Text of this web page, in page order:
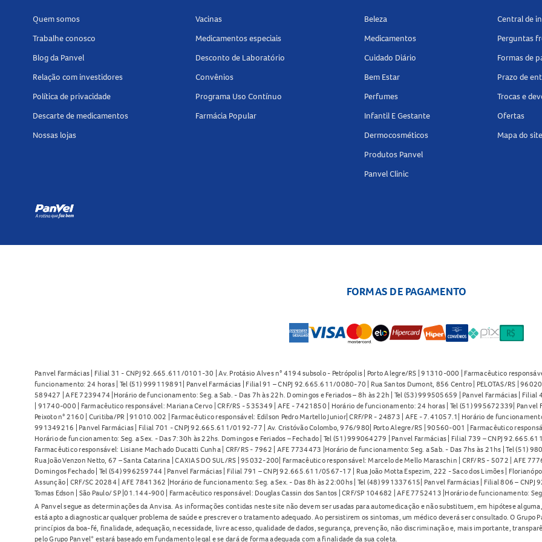
Quem somos
Trabalhe conosco
Blog da Panvel
Relação com investidores
Política de privacidade
Descarte de medicamentos
Nossas lojas
Vacinas
Medicamentos especiais
Desconto de Laboratório
Convênios
Programa Uso Contínuo
Farmácia Popular
Beleza
Medicamentos
Cuidado Diário
Bem Estar
Perfumes
Infantil E Gestante
Dermocosméticos
Produtos Panvel
Panvel Clinic
Central de
Perguntas
Formas de
Prazo de
Trocas e
Ofertas
Mapa do site
FORMAS DE PAGAMENTO
Panvel Farmácias | Filial 31 - CNPJ 92.665.611/0101-30 | Av. Protásio Alves n° 4194 subsolo - Petrópolis | Porto Alegre/RS | 91310-000 | Farmacêutico
funcionamento: 24 horas | Tel (51) 999119891| Panvel Farmácias | Filial 91 – CNPJ 92.665.611/0080-70 | Rua Santos Dumont, 856 Centro | PELOTAS/RS |
589427 | AFE 7239474 |Horário de funcionamento: Seg. a Sab. - Das 7h às 22h. Domingos e Feriados – 8h às 22h | Tel (53) 999505659 | Panvel Farmácias |
| 91740-000 | Farmacêutico responsável: Mariana Cervo | CRF/RS - 535349 | AFE - 7421850 | Horário de funcionamento: 24 horas | Tel (51) 995672339|
Peixoto n° 2160 | Curitiba/PR | 91010.002 | Farmacêutico responsável: Edilson Pedro Martello Junior| CRF/PR - 24873 | AFE - 7.41057.1| Horário de
991349216 | Panvel Farmácias | Filial 701 - CNPJ 92.665.611/0192-77 | Av. Cristóvão Colombo, 976/980| Porto Alegre/RS | 90560-001 | Farmacêutico
Horário de funcionamento: Seg. a Sex. - Das 7:30h às 22hs. Domingos e Feriados – Fechado | Tel (51) 999064279 | Panvel Farmácias | Filial 739 – CNPJ
Farmacêutico responsável: Lisiane Machado Ducatti Cunha | CRF/RS - 7962 | AFE 7734473 |Horário de funcionamento: Seg. a Sab. - Das 7hs às 21hs | Tel (51)
Rua João Venzon Netto, 67 – Santa Catarina | CAXIAS DO SUL/RS | 95032-200| Farmacêutico responsável: Marcelo de Mello Maraschin | CRF/RS - 5072 | AFE
Domingos Fechado | Tel (54) 996259744 | Panvel Farmácias | Filial 791 – CNPJ 92.665.611/0567-17 | Rua João Motta Espezim, 222 - Saco dos Limões |
Assunção | CRF/SC 20284 | AFE 7841362 |Horário de funcionamento: Seg. a Sex. - Das 8h às 22:00hs | Tel (48) 991337615| Panvel Farmácias | Filial 806 –
Tomas Edson | São Paulo/ SP |01.144-900 | Farmacêutico responsável: Douglas Cassin dos Santos | CRF/SP 104682 | AFE 7752413 |Horário de funcionamento:
A Panvel segue as determinações da Anvisa. As informações contidas neste site não devem ser usadas para automedicação e não substituem, em hipótese
está apto a diagnosticar qualquer problema de saúde e prescrever o tratamento adequado. Ao persistirem os sintomas, um médico deverá ser consultado. O Grupo
princípios da boa-fé, finalidade, adequação, necessidade, livre acesso, qualidade de dados, segurança, prevenção, não discriminação e, mais importante,
pelo Grupo Panvel* estará baseado em fundamento legal e se dará de forma adequada com a finalidade da sua coleta.